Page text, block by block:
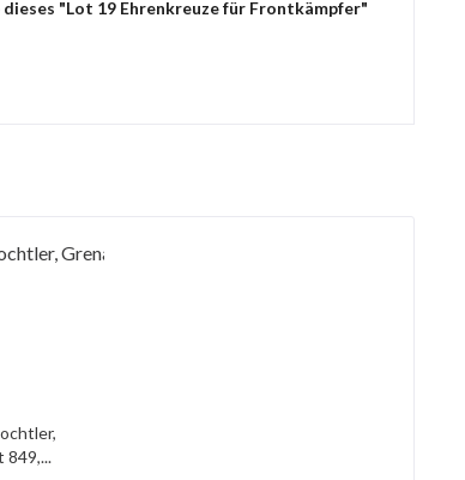
"Lot 19 Ehrenkreuze für Frontkämpfer"
849,...